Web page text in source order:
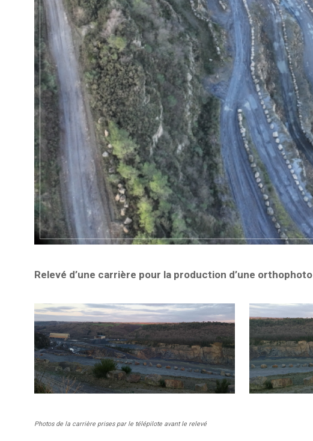
Relevé d’une carrière pour la production d’une orthophoto
Photos de la carrière prises par le télépilote avant le relevé